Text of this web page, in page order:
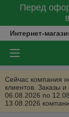
Перед
Интернет-
Сейчас компания
клиентов. Заказы
06.08.2026 по
13.08.2026